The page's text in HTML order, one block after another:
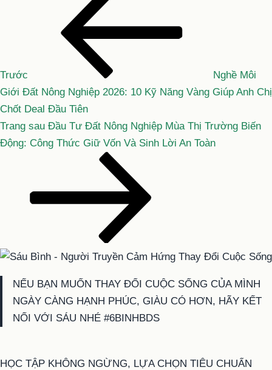
viết
Trước
Nghề Môi
Giới Đất Nông Nghiệp 2026: 10 Kỹ Năng Vàng Giúp Anh Chị
Chốt Deal Đầu Tiên
Bài
tiếp
Trang sau Đầu Tư Đất Nông Nghiệp Mùa Thị Trường Biến
Động: Công Thức Giữ Vốn Và Sinh Lời An Toàn
NẾU BẠN MUỐN THAY ĐỔI CUỘC SỐNG CỦA MÌNH
NGÀY CÀNG HẠNH PHÚC, GIÀU CÓ HƠN, HÃY KẾT
NỐI VỚI SÁU NHÉ #6BINHBDS
HỌC TẬP KHÔNG NGỪNG, LỰA CHỌN TIÊU CHUẨN